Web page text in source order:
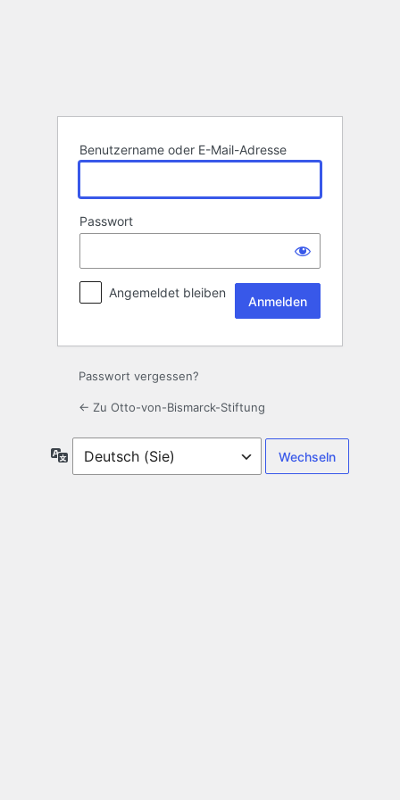
Benutzername oder E-Mail-Adresse
Passwort
Angemeldet bleiben
Passwort vergessen?
← Zu Otto-von-Bismarck-Stiftung
Sprache